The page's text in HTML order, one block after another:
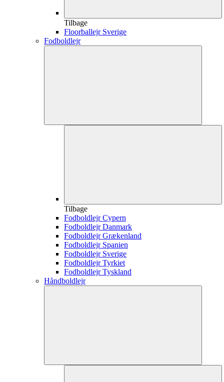
Tilbage
Floorballejr Sverige
Fodboldlejr
Tilbage
Fodboldlejr Cypern
Fodboldlejr Danmark
Fodboldlejr Grækenland
Fodboldlejr Spanien
Fodboldlejr Sverige
Fodboldlejr Tyrkiet
Fodboldlejr Tyskland
Håndboldlejr